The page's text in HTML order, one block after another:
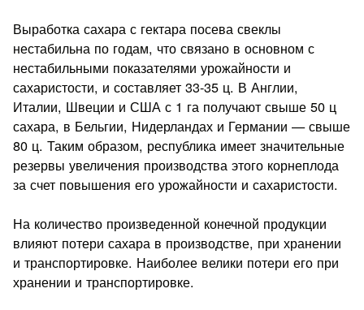
Выработка сахара с гектара посева свеклы
нестабильна по годам, что связано в основном с
нестабильными показателями урожайности и
сахаристости, и составляет 33-35 ц. В Англии,
Италии, Швеции и США с 1 га получают свыше 50 ц
сахара, в Бельгии, Нидерландах и Германии — свыше
80 ц. Таким обра­зом, республика имеет значительные
резервы увеличения про­изводства этого корнеплода
за счет повышения его урожайнос­ти и сахаристости.
На количество произведенной конечной продукции
влияют потери сахара в производстве, при хранении
и транспортировке. Наиболее велики потери его при
хранении и транспортировке.